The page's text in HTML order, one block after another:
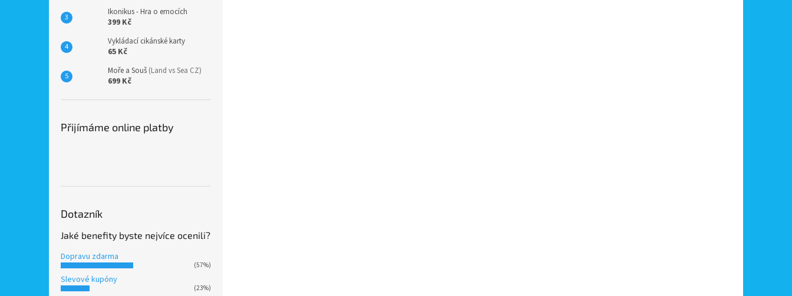
Ikonikus - Hra o emocích
399 Kč
Vykládací cikánské karty
65 Kč
Moře a Souš (Land vs Sea CZ)
699 Kč
Přijímáme online platby
Dotazník
Jaké benefity byste nejvíce ocenili?
Dopravu zdarma
(57%)
Slevové kupóny
(23%)